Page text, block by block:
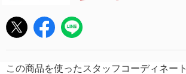
この商品を使ったスタッフコーディネート